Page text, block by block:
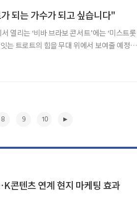
되는 가수가 되고 싶습니다"
열리는 ‘비바 브라보 콘서트’에는 ‘미스트롯
는 트로트의 힘을 무대 위에서 보여줄 예정이
8 9 10
콘텐츠 연계 현지 마케팅 효과